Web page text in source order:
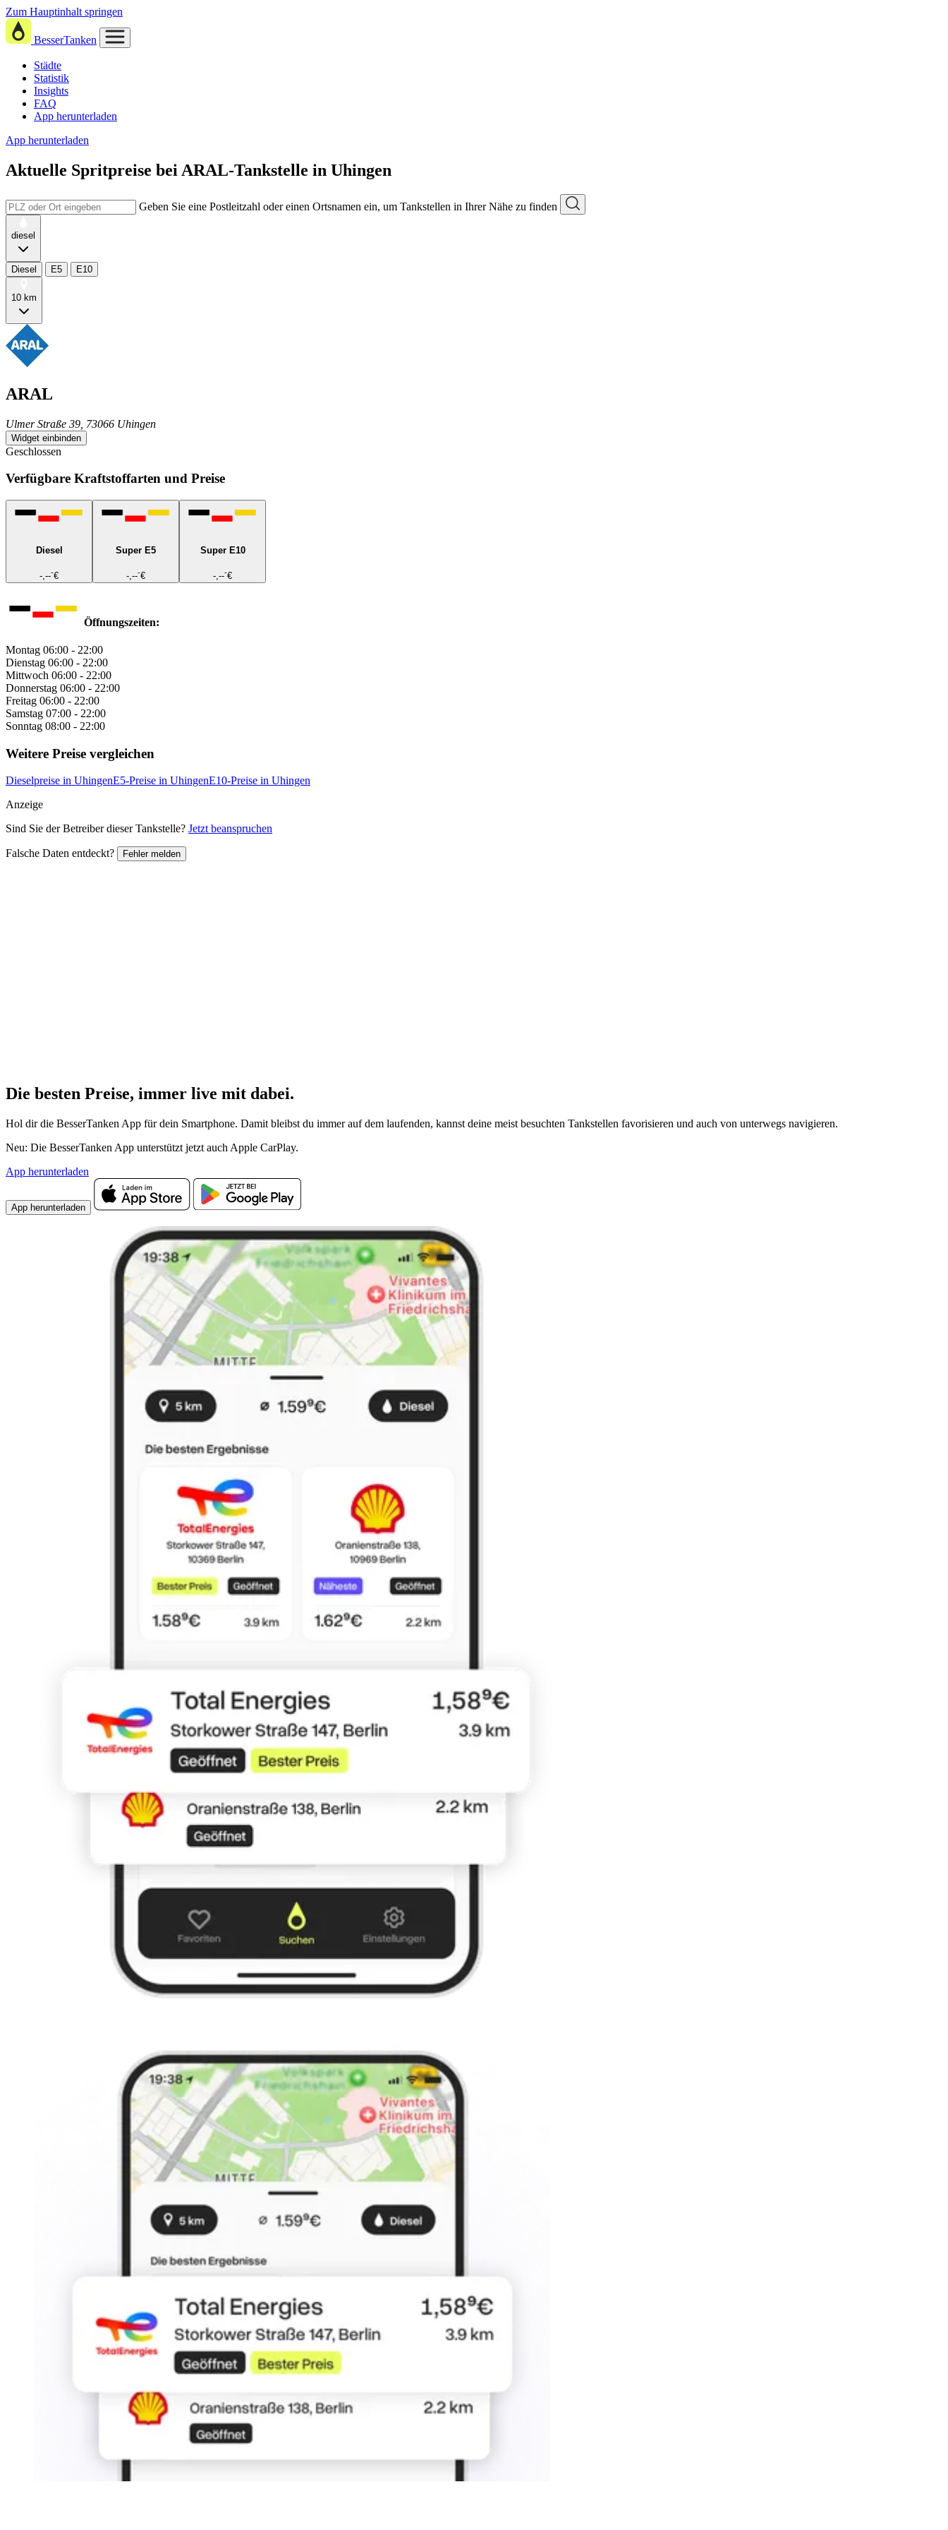
Zum Hauptinhalt springen
BesserTanken
Städte
Statistik
Insights
FAQ
App herunterladen
App herunterladen
Aktuelle Spritpreise bei ARAL-Tankstelle in Uhingen
Geben Sie eine Postleitzahl oder einen Ortsnamen ein, um Tankstellen in Ihrer Nähe zu finden
diesel
Diesel E5 E10
10 km
ARAL
Ulmer Straße 39, 73066 Uhingen
Widget einbinden
Geschlossen
Verfügbare Kraftstoffarten und Preise
Diesel
-,---€
Super E5
-,---€
Super E10
-,---€
Öffnungszeiten:
Montag 06:00 - 22:00
Dienstag 06:00 - 22:00
Mittwoch 06:00 - 22:00
Donnerstag 06:00 - 22:00
Freitag 06:00 - 22:00
Samstag 07:00 - 22:00
Sonntag 08:00 - 22:00
Weitere Preise vergleichen
Dieselpreise in UhingenE5-Preise in UhingenE10-Preise in Uhingen
Anzeige
Sind Sie der Betreiber dieser Tankstelle? Jetzt beanspruchen
Falsche Daten entdeckt? Fehler melden
Die besten Preise, immer live mit dabei.
Hol dir die BesserTanken App für dein Smartphone. Damit bleibst du immer auf dem laufenden, kannst deine meist besuchten Tankstellen favorisieren und auch von unterwegs navigieren.
Neu: Die BesserTanken App unterstützt jetzt auch Apple CarPlay.
App herunterladen
App herunterladen